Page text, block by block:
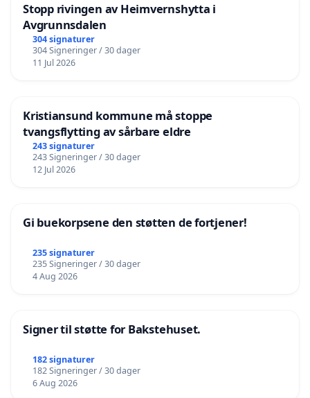
Stopp rivingen av Heimvernshytta i
Avgrunnsdalen
304 signaturer
304 Signeringer / 30 dager
11 Jul 2026
Kristiansund kommune må stoppe
tvangsflytting av sårbare eldre
243 signaturer
243 Signeringer / 30 dager
12 Jul 2026
Gi buekorpsene den støtten de fortjener!
235 signaturer
235 Signeringer / 30 dager
4 Aug 2026
Signer til støtte for Bakstehuset.
182 signaturer
182 Signeringer / 30 dager
6 Aug 2026